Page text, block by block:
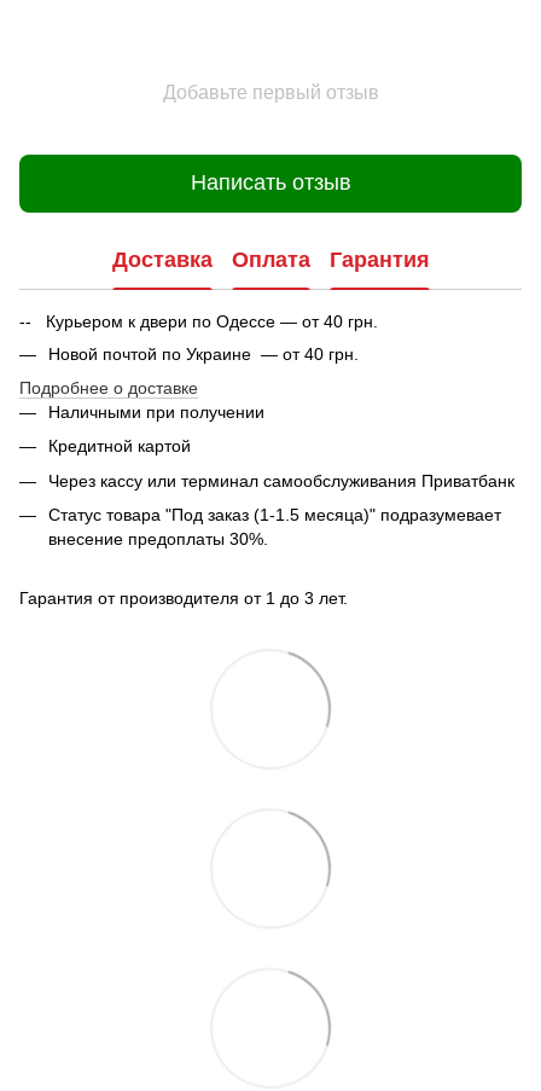
Добавьте первый отзыв
Написать отзыв
Доставка Оплата Гарантия
-- Курьером к двери по Одессе — от 40 грн.
Новой почтой по Украине — от 40 грн.
Подробнее о доставке
Наличными при получении
Кредитной картой
Через кассу или терминал самообслуживания Приватбанк
Статус товара "Под заказ (1-1.5 месяца)" подразумевает
внесение предоплаты 30%.
Гарантия от производителя от 1 до 3 лет.